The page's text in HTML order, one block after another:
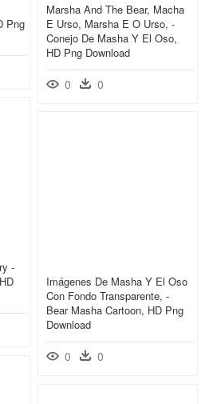
Marsha And The Bear, Macha
E Urso, Marsha E O Urso, -
Conejo De Masha Y El Oso,
HD Png Download
0 0
Png
-
Imágenes De Masha Y El Oso
Con Fondo Transparente, -
Bear Masha Cartoon, HD Png
Download
0 0